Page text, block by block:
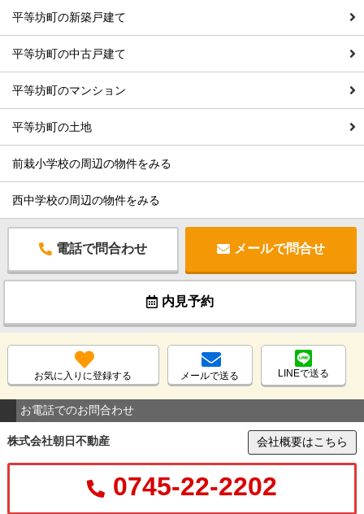
平等坊町の新築戸建て
平等坊町の中古戸建て
平等坊町のマンション
平等坊町の土地
前栽小学校の周辺の物件をみる
西中学校の周辺の物件をみる
電話で問合わせ メールで問合せ
内見予約
お気に入りに登録する メールで送る LINEで送る
お電話でのお問合わせ
株式会社朝日不動産 会社概要はこちら
0745-22-2202